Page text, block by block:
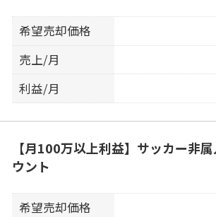
希望売却価格
売上/月
利益/月
【月100万以上利益】サッカー非
ウント
希望売却価格